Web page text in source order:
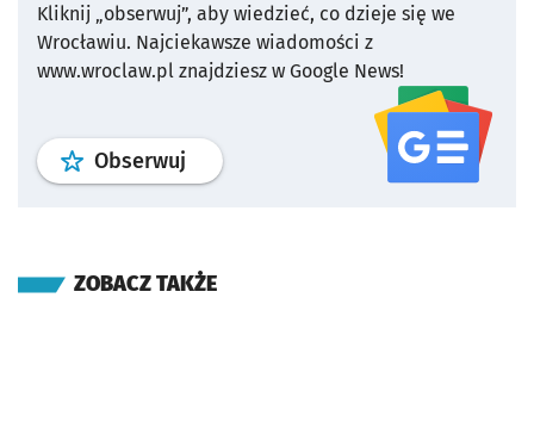
Kliknij „obserwuj”, aby wiedzieć, co dzieje się we
Wrocławiu. Najciekawsze wiadomości z
www.wroclaw.pl znajdziesz w Google News!
Obserwuj profil serwisu
ZOBACZ TAKŻE